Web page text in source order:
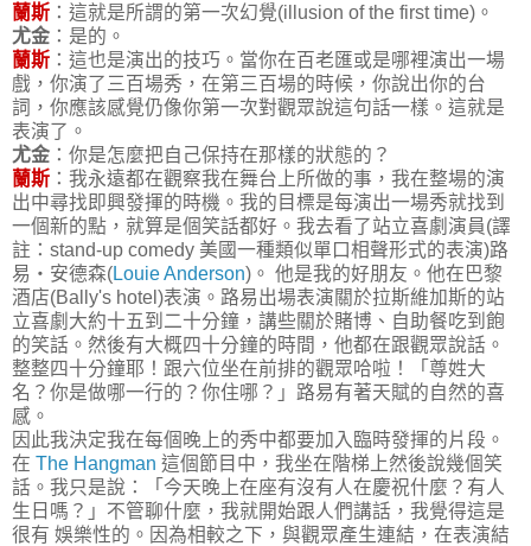
蘭斯 ：這就是所謂的第一次幻覺(illusion of the first time)。
尤金 ：是的。
蘭斯 ：這也是演出的技巧。當你在百老匯或是哪裡演出一場
戲，你演了三百場秀，在第三百場的時候，你說出你的台
詞，你應該感覺仍像你第一次對觀眾說這句話一樣。這就是
表演了。
尤金 ：你是怎麼把自己保持在那樣的狀態的？
蘭斯 ：我永遠都在觀察我在舞台上所做的事，我在整場的演
出中尋找即興發揮的時機。我的目標是每演出一場秀就找到
一個新的點，就算是個笑話都好。我去看了站立喜劇演員(譯
註：stand-up comedy 美國一種類似單口相聲形式的表演)路
易‧安德森(Louie Anderson)。 他是我的好朋友。他在巴黎
酒店(Bally's hotel)表演。路易出場表演關於拉斯維加斯的站
立喜劇大約十五到二十分鐘，講些關於賭博、自助餐吃到飽
的笑話。然後有大概四十分鐘的時間，他都在跟觀眾說話。
整整四十分鐘耶！跟六位坐在前排的觀眾哈啦！「尊姓大
名？你是做哪一行的？你住哪？」路易有著天賦的自然的喜
感。
因此我決定我在每個晚上的秀中都要加入臨時發揮的片段。
在 The Hangman 這個節目中，我坐在階梯上然後說幾個笑
話。我只是說：「今天晚上在座有沒有人在慶祝什麼？有人
生日嗎？」不管聊什麼，我就開始跟人們講話，我覺得這是
很有 娛樂性的。因為相較之下，與觀眾產生連結，在表演結